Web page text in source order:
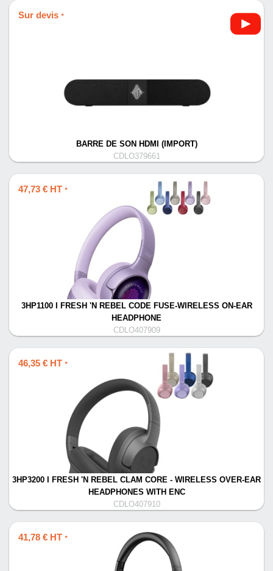
Sur devis *
BARRE DE SON HDMI (IMPORT)
CDLO379661
47,73 € HT *
3HP1100 I FRESH 'N REBEL CODE FUSE-WIRELESS ON-EAR
HEADPHONE
CDLO407909
46,35 € HT *
3HP3200 I FRESH 'N REBEL CLAM CORE - WIRELESS OVER-EAR
HEADPHONES WITH ENC
CDLO407910
41,78 € HT *